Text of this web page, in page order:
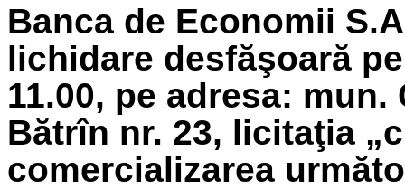
Banca de Economii
lichidare desfăşoară
11.00, pe adresa:
Bătrîn nr. 23, licitaţia
comercializarea